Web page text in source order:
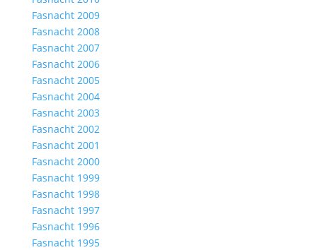
Fasnacht 2009
Fasnacht 2008
Fasnacht 2007
Fasnacht 2006
Fasnacht 2005
Fasnacht 2004
Fasnacht 2003
Fasnacht 2002
Fasnacht 2001
Fasnacht 2000
Fasnacht 1999
Fasnacht 1998
Fasnacht 1997
Fasnacht 1996
Fasnacht 1995